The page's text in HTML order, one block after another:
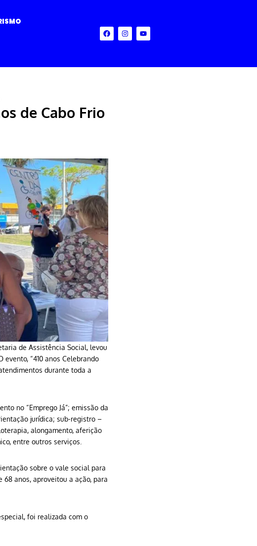
de Cabo Frio
de Assistência Social, levou
“410 anos Celebrando
durante toda a
no “Emprego Já”; emissão da
jurídica; sub-registro –
alongamento, aferição
entre outros serviços.
sobre o vale social para
anos, aproveitou a ação, para
foi realizada com o